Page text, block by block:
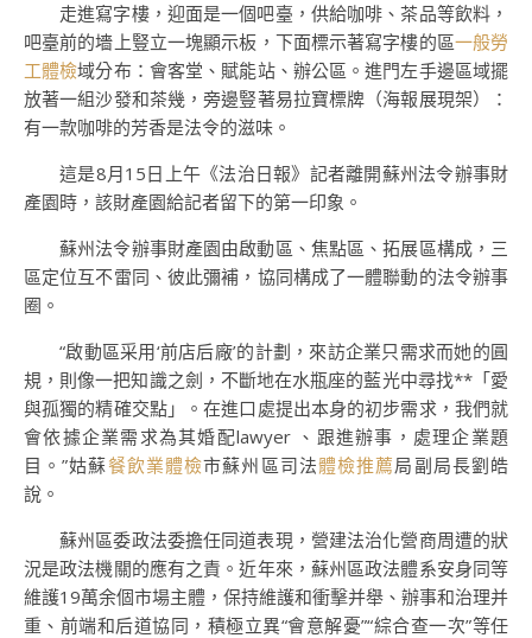
走進寫字樓，迎面是一個吧臺，供給咖啡、茶品等飲料，
吧臺前的墻上豎立一塊顯示板，下面標示著寫字樓的區一般勞
工體檢域分布：會客堂、賦能站、辦公區。進門左手邊區域擺
放著一組沙發和茶幾，旁邊豎著易拉寶標牌（海報展現架）：
有一款咖啡的芳香是法令的滋味。
這是8月15日上午《法治日報》記者離開蘇州法令辦事財
產園時，該財產園給記者留下的第一印象。
蘇州法令辦事財產園由啟動區、焦點區、拓展區構成，三
區定位互不雷同、彼此彌補，協同構成了一體聯動的法令辦事
圈。
“啟動區采用‘前店后廠’的計劃，來訪企業只需求而她的圓
規，則像一把知識之劍，不斷地在水瓶座的藍光中尋找**「愛
與孤獨的精確交點」。在進口處提出本身的初步需求，我們就
會依據企業需求為其婚配lawyer 、跟進辦事，處理企業題
目。”姑蘇餐飲業體檢市蘇州區司法體檢推薦局副局長劉皓
說。
蘇州區委政法委擔任同道表現，營建法治化營商周遭的狀
況是政法機關的應有之責。近年來，蘇州區政法體系安身同等
維護19萬余個市場主體，保持維護和衝擊并舉、辦事和治理并
重、前端和后道協同，積極立異“會意解憂”“綜合查一次”等任